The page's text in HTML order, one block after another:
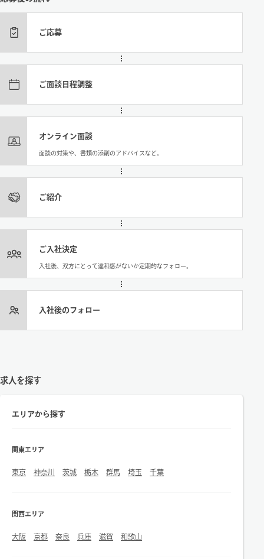
ご応募
ご面談日程調整
オンライン面談
面談の対策や、書類の添削のアドバイスなど。
ご紹介
ご入社決定
入社後、双方にとって違和感がないか定期的なフォロー。
入社後のフォロー
求人を探す
エリアから探す
関東エリア
東京 神奈川 茨城 栃木 群馬 埼玉 千葉
関西エリア
大阪 京都 奈良 兵庫 滋賀 和歌山